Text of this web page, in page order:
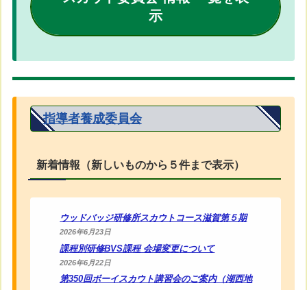
示
指導者養成委員会
新着情報（新しいものから５件まで表示）
ウッドバッジ研修所スカウトコース滋賀第５期
2026年6月23日
課程別研修BVS課程 会場変更について
2026年6月22日
第350回ボーイスカウト講習会のご案内（湖西地